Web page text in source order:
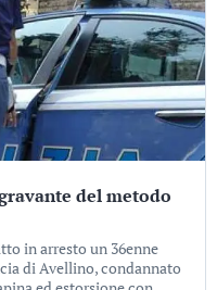
del metodo
in arresto un 36enne
di Avellino, condannato